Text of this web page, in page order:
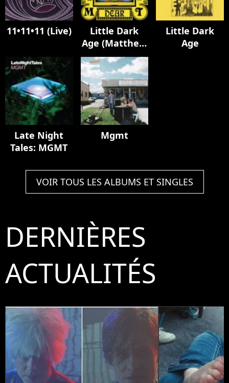
11•11•11 (Live)
Little Dark
Age (Matthew
Dear Album
Remix)
Little Dark
Age
Late Night
Tales: MGMT
Mgmt
VOIR TOUS LES ALBUMS ET SINGLES
DERNIÈRES
ACTUALITÉS